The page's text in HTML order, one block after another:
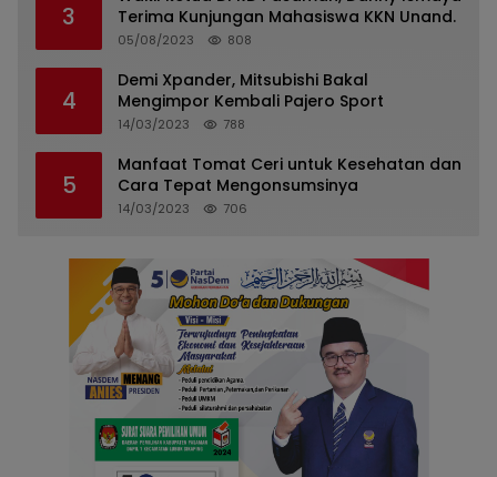
3
Terima Kunjungan Mahasiswa KKN Unand.
05/08/2023 808
4
Demi Xpander, Mitsubishi Bakal
Mengimpor Kembali Pajero Sport
14/03/2023 788
5
Manfaat Tomat Ceri untuk Kesehatan dan
Cara Tepat Mengonsumsinya
14/03/2023 706